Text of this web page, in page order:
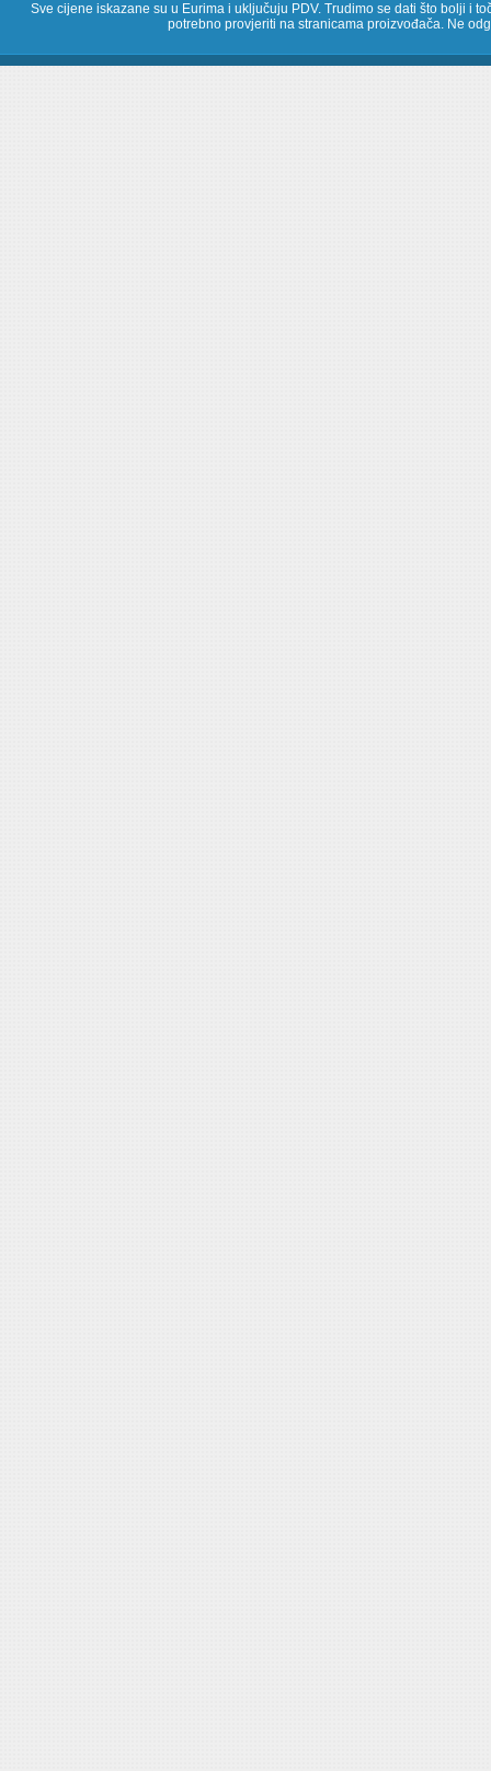
Sve cijene iskazane su u Eurima i uključuju PDV. Trudimo se dati što bolji i
potrebno provjeriti na stranicama proizvođača. Ne